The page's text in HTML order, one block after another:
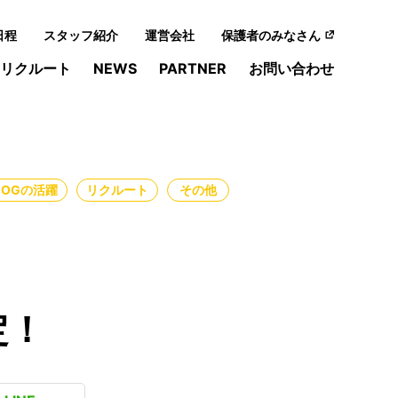
程 スタッフ紹介 運営会社 保護者のみなさん
リクルート NEWS PARTNER お問い合わせ
の活躍 リクルート その他